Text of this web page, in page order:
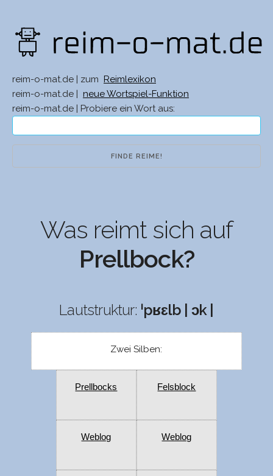
reim-o-mat.de | zum
Reimlexikon
reim-o-mat.de |
neue Wortspiel-Funktion
reim-o-mat.de | Probiere ein Wort aus:
Was reimt sich auf
Prellbock?
Lautstruktur: ˈpʁɛlb | ɔk |
Zwei Silben:
Prellbocks Felsblock
Weblog Weblog